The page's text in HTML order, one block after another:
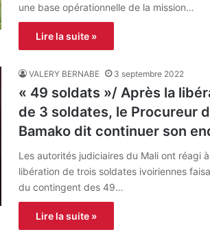
une base opérationnelle de la mission…
Lire la suite »
VALERY BERNABE 3 septembre 2022
« 49 soldats »/ Après la
de 3 soldates, le Procureur
Bamako dit continuer son
Les autorités judiciaires du Mali ont réagi
libération de trois soldates ivoiriennes
du contingent des 49…
Lire la suite »